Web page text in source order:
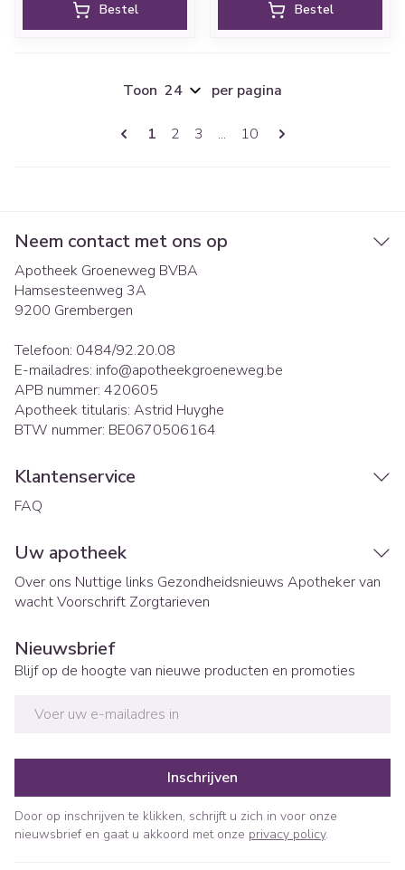
Bestel Bestel
Pagina's
U lees momenteel pagina
1 Pagina
2 Pagina
3 ... Pagina
10
Toon per pagina
Neem contact met ons op
Apotheek Groeneweg BVBA
Hamsesteenweg 3A
9200 Grembergen
Telefoon: 0484/92.20.08
E-mailadres: info@apotheekgroeneweg.be
APB nummer: 420605
Apotheek titularis: Astrid Huyghe
BTW nummer: BE0670506164
Klantenservice
FAQ
Uw apotheek
Over ons Nuttige links Gezondheidsnieuws Apotheker van
wachtVoorschrift Zorgtarieven
Nieuwsbrief
Blijf op de hoogte van nieuwe producten en promoties
Inschrijven
Door op inschrijven te klikken, schrijft u zich in voor onze
nieuwsbrief en gaat u akkoord met onze privacy policy.